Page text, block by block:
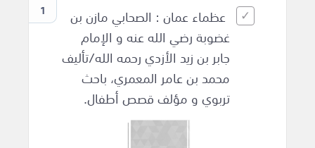
1
عظماء عمان : الصحابي مازن بن
غضوبة رضي الله عنه و الإمام
جابر بن زيد الأزدي رحمه الله/تأليف
محمد بن عامر المعمري، باحث
تربوي و مؤلف قصص أطفال.